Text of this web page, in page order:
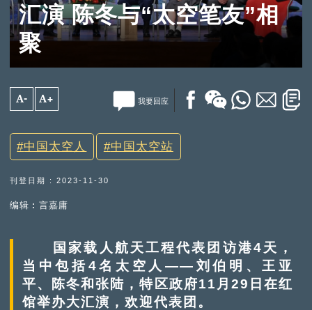
汇演 陈冬与“太空笔友”相
聚
A- A+ 我要回应
中国太空人 中国太空站
刊登日期 : 2023-11-30
编辑︰言嘉庸
国家载人航天工程代表团访港4天，
当中包括4名太空人——刘伯明、王亚
平、陈冬和张陆，特区政府11月29日在红
馆举办大汇演，欢迎代表团。